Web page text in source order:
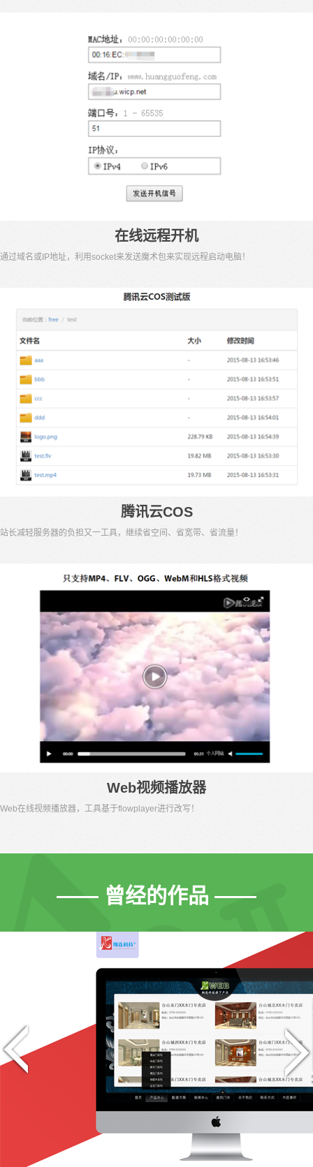
在线远程开机
通过域名或IP地址，利用socket来发送魔术包来实现远程启动电脑！
腾讯云COS
站长减轻服务器的负担又一工具，继续省空间、省宽带、省流量！
Web视频播放器
Web在线视频播放器，工具基于flowplayer进行改写！
—— 曾经的作品 ——